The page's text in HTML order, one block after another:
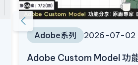
Adobe系列 2026-07-02
Adobe Custom Model 功